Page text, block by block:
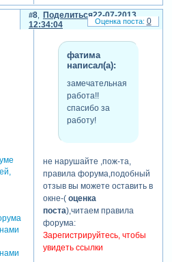
Поделиться
8
22-07-2013
12:34:04
фатима
написал(а):
замечательная
работа!!
спасибо за
работу!
не нарушайте ,пож-та,
правила форума,подобный
отзыв вы можете оставить в
окне-( оценка
поста),читаем правила
форума:
Зарегистрируйтесь, чтобы
увидеть ссылки
0